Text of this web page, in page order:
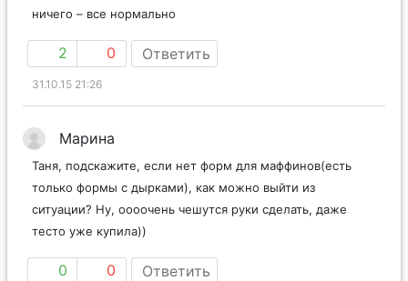
ничего – все нормально
2 0 Ответить
31.10.15 21:26
Марина
Таня, подскажите, если нет форм для маффинов(есть
только формы с дырками), как можно выйти из
ситуации? Ну, оооочень чешутся руки сделать, даже
тесто уже купила))
0 0 Ответить